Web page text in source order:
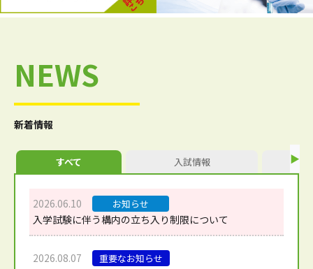
NEWS
新着情報
すべて 入試情報
2026.06.10 お知らせ
入学試験に伴う構内の立ち入り制限について
2026.08.07 重要なお知らせ